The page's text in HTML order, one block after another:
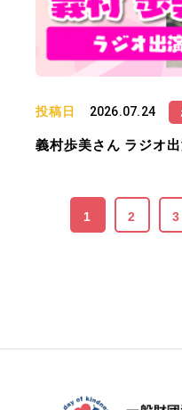
投稿日 2026.07.24
義村歩美さん ラジオ
1 2 3